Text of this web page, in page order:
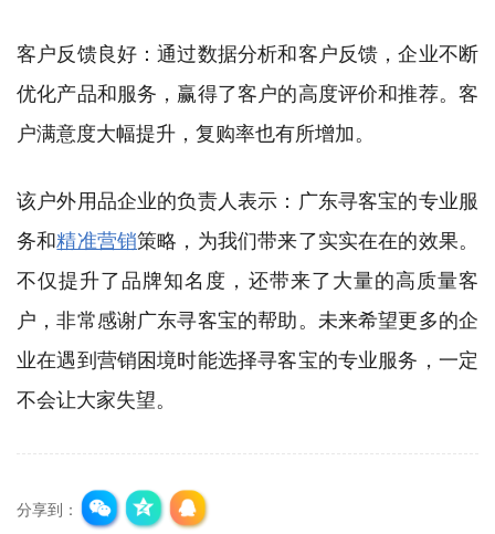
客户反馈良好：通过数据分析和客户反馈，企业不断
优化产品和服务，赢得了客户的高度评价和推荐。客
户满意度大幅提升，复购率也有所增加。
该户外用品企业的负责人表示：广东寻客宝的专业服
务和精准营销策略，为我们带来了实实在在的效果。
不仅提升了品牌知名度，还带来了大量的高质量客
户，非常感谢广东寻客宝的帮助。未来希望更多的企
业在遇到营销困境时能选择寻客宝的专业服务，一定
不会让大家失望。
分享到：